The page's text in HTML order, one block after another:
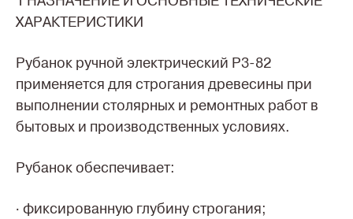
ХАРАКТЕРИСТИКИ
Рубанок ручной электрический Р3-82
применяется для строгания древесины при
выполнении столярных и ремонтных работ в
бытовых и производственных условиях.
Рубанок обеспечивает:
· фиксированную глубину строгания;